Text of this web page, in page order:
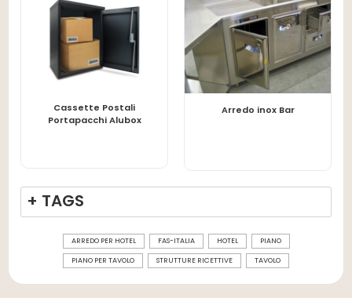
LEGGI TUTTO
Cassette Postali
Portapacchi Alubox
LEGGI TUTTO
Arredo inox Bar
+ TAGS
ARREDO PER HOTEL FAS-ITALIA HOTEL PIANO
PIANO PER TAVOLO STRUTTURE RICETTIVE TAVOLO